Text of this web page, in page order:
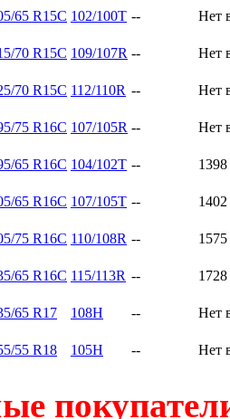
65 R15C 102/100T -- Нет
70 R15C 109/107R -- Нет
70 R15C 112/110R -- Нет
75 R16C 107/105R -- Нет
65 R16C 104/102T -- 1398
65 R16C 107/105T -- 1402
75 R16C 110/108R -- 1575
65 R16C 115/113R -- 1728
65 R17 108H -- Нет
55 R18 105H -- Нет